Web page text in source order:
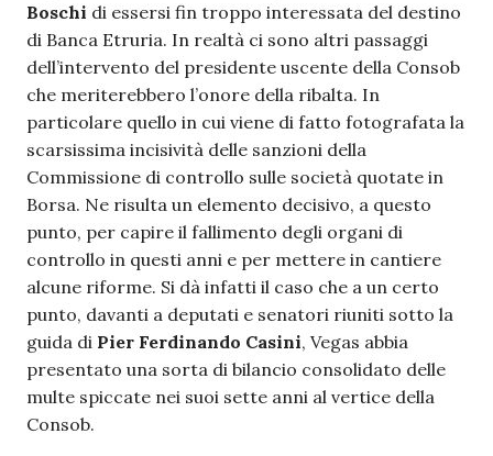
Boschi di essersi fin troppo interessata del destino
di Banca Etruria. In realtà ci sono altri passaggi
dell’intervento del presidente uscente della Consob
che meriterebbero l’onore della ribalta. In
particolare quello in cui viene di fatto fotografata la
scarsissima incisività delle sanzioni della
Commissione di controllo sulle società quotate in
Borsa. Ne risulta un elemento decisivo, a questo
punto, per capire il fallimento degli organi di
controllo in questi anni e per mettere in cantiere
alcune riforme. Si dà infatti il caso che a un certo
punto, davanti a deputati e senatori riuniti sotto la
guida di Pier Ferdinando Casini, Vegas abbia
presentato una sorta di bilancio consolidato delle
multe spiccate nei suoi sette anni al vertice della
Consob.